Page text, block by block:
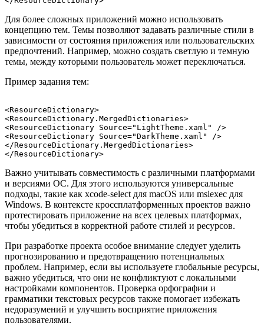
Для более сложных приложений можно использовать
концепцию тем. Темы позволяют задавать различные стили в
зависимости от состояния приложения или пользовательских
предпочтений. Например, можно создать светлую и темную
темы, между которыми пользователь может переключаться.
Пример задания тем:
<ResourceDictionary>
<ResourceDictionary.MergedDictionaries>
<ResourceDictionary Source="LightTheme.xaml" />
<ResourceDictionary Source="DarkTheme.xaml" />
</ResourceDictionary.MergedDictionaries>
Важно учитывать совместимость с различными платформами
и версиями ОС. Для этого используются универсальные
подходы, такие как xcode-select для macOS или msiexec для
Windows. В контексте кроссплатформенных проектов важно
протестировать приложение на всех целевых платформах,
чтобы убедиться в корректной работе стилей и ресурсов.
При разработке проекта особое внимание следует уделить
прогнозированию и предотвращению потенциальных
проблем. Например, если вы используете глобальные ресурсы,
важно убедиться, что они не конфликтуют с локальными
настройками компонентов. Проверка орфографии и
грамматики текстовых ресурсов также помогает избежать
недоразумений и улучшить восприятие приложения
пользователями.